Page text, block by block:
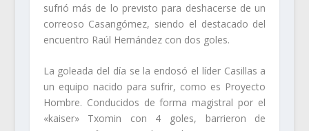
sufrió más de lo previsto para deshacerse de un
correoso Casangómez, siendo el destacado del
encuentro Raúl Hernández con dos goles.
La goleada del día se la endosó el líder Casillas a
un equipo nacido para sufrir, como es Proyecto
Hombre. Conducidos de forma magistral por el
«kaiser» Txomin con 4 goles, barrieron de